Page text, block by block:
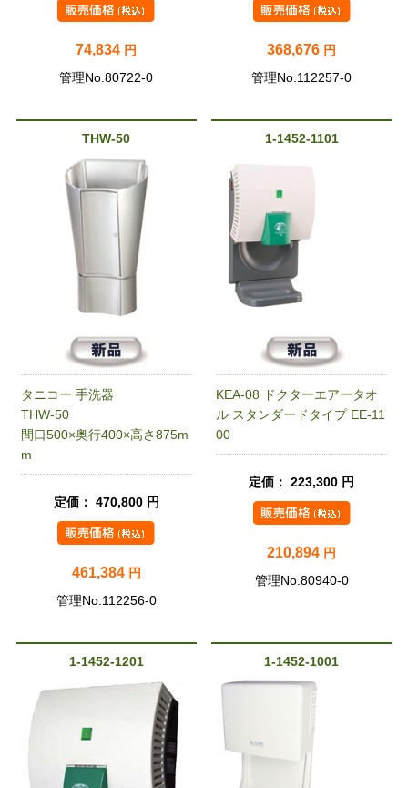
74,834 円
管理No.80722-0
368,676 円
管理No.112257-0
THW-50
タニコー 手洗器
THW-50
間口500×奥行400×高さ875m
m
定価： 470,800 円
461,384 円
管理No.112256-0
1-1452-1101
KEA-08 ドクターエアータオ
ル スタンダードタイプ EE-11
00
定価： 223,300 円
210,894 円
管理No.80940-0
1-1452-1201 1-1452-1001